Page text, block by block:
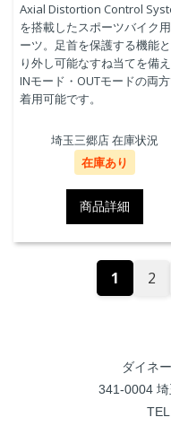
Axial Distortion Control
を搭載したスポーツバイク
ーツ。足首を保護する機能
り外し可能なすね当てを備え
INモード・OUTモードの両
着用可能です。
埼玉三郷店 在庫状況
在庫あり
商品詳細
1 2
ダイネ
341-0004